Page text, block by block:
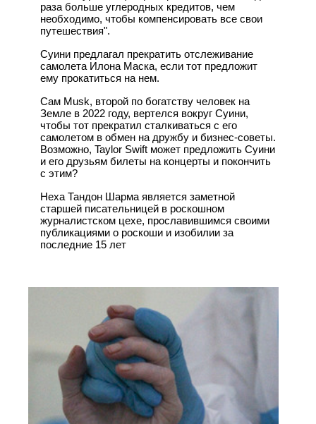
раза больше углеродных кредитов, чем
необходимо, чтобы компенсировать все свои
путешествия".
Суини предлагал прекратить отслеживание
самолета Илона Маска, если тот предложит
ему прокатиться на нем.
Сам Musk, второй по богатству человек на
Земле в 2022 году, вертелся вокруг Суини,
чтобы тот прекратил сталкиваться с его
самолетом в обмен на дружбу и бизнес-советы.
Возможно, Taylor Swift может предложить Суини
и его друзьям билеты на концерты и покончить
с этим?
Неха Тандон Шарма является заметной
старшей писательницей в роскошном
журналистском цехе, прославившимся своими
публикациями о роскоши и изобилии за
последние 15 лет